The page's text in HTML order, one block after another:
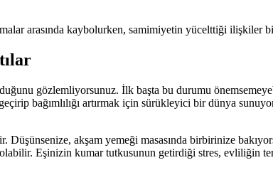
arasında kaybolurken, samimiyetin yücelttiği ilişkiler
gözlemliyorsunuz. İlk başta bu durumu
bağımlılığı artırmak için sürükleyici bir dünya
akşam yemeği masasında birbirinize
Eşinizin kumar tutkusunun getirdiği stres, evliliğin